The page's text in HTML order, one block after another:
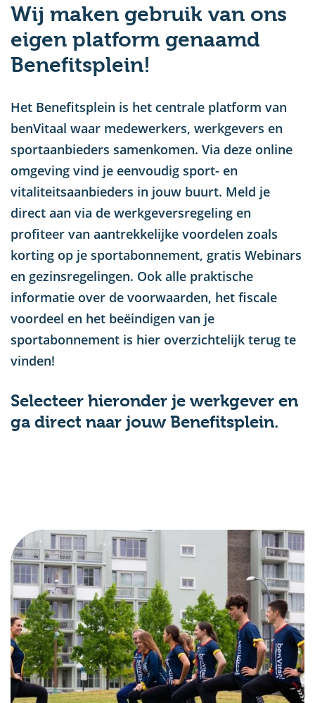
Wij maken gebruik van ons
eigen platform genaamd
Benefitsplein!
Het Benefitsplein is het centrale platform van
benVitaal waar medewerkers, werkgevers en
sportaanbieders samenkomen. Via deze online
omgeving vind je eenvoudig sport- en
vitaliteitsaanbieders in jouw buurt. Meld je
direct aan via de werkgeversregeling en
profiteer van aantrekkelijke voordelen zoals
korting op je sportabonnement, gratis Webinars
en gezinsregelingen. Ook alle praktische
informatie over de voorwaarden, het fiscale
voordeel en het beëindigen van je
sportabonnement is hier overzichtelijk terug te
vinden!
Selecteer hieronder je werkgever en
ga direct naar jouw Benefitsplein.